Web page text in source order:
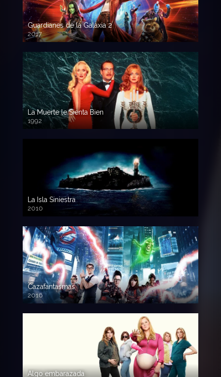
Guardianes de la Galaxia 2
2017
720p HD
La Muerte le Sienta Bien
1992
720p HD
La Isla Siniestra
2010
720p HD
Cazafantasmas
2016
720p HD
Algo embarazada